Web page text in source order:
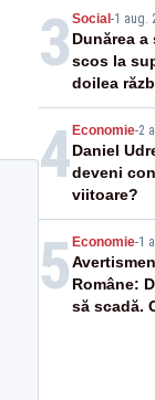
3 Social -1 aug.
Dunărea
scos la
doilea
4 Economie-2
Daniel
deveni
viitoare?
5 Economie-1
Române:
să scadă.